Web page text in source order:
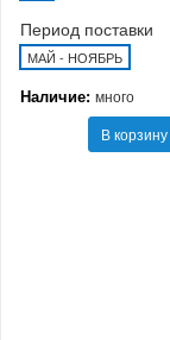
Период поставки
МАЙ - НОЯБРЬ
Наличие: много
В корзину